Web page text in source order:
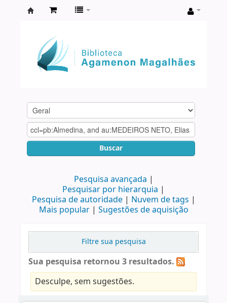
Agamenon
Magalhães
Buscar
Pesquisa avançada
Pesquisar por hierarquia
Pesquisa de autoridade
Nuvem de tags
Mais popular
Sugestões de aquisição
Filtre sua pesquisa
Sua pesquisa retornou 3 resultados.
Desculpe, sem sugestões.